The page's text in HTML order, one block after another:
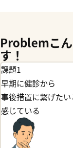
Problemこ
す！
課題1
早期に健診から
事後措置に繋げたい
感じている